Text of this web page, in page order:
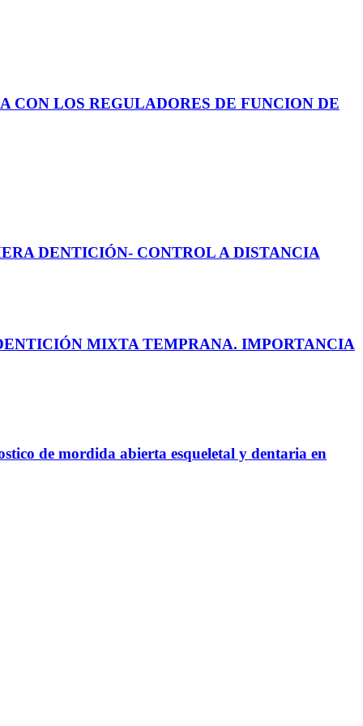
LOS REGULADORES DE FUNCION DE
DENTICIÓN- CONTROL A DISTANCIA
MIXTA TEMPRANA. IMPORTANCIA
de mordida abierta esqueletal y dentaria en